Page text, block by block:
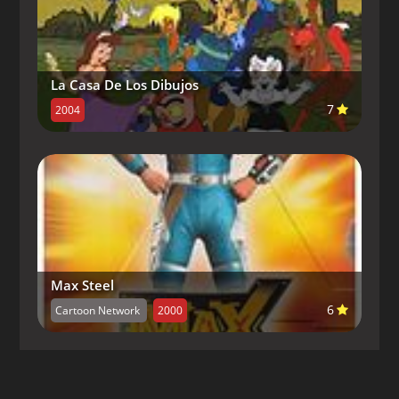
Capitulo 9-I've Got Glue Babe
Capitulo 10-Wag The Witch
Capitulo 11-The Most Dangerous Witch
Capitulo 12-Picture Perfect
Capitulo 13-Has Anybody Seen My Quigley
Capitulo 14-Extreme Harvey
Stage Fright
Capitulo 16-The Senses Shattering
Adventures Of Captain Harvtastic
Capitulo 17-Once Upon A Whine
La Casa De Los Dibujos
2004 7
Max Steel
Cartoon Network 2000 6